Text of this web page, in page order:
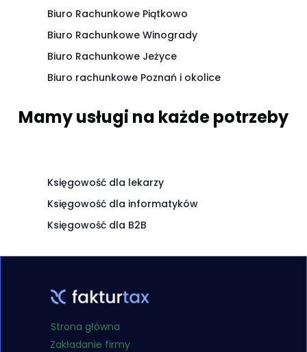
Biuro Rachunkowe Piątkowo
Biuro Rachunkowe Winogrady
Biuro Rachunkowe Jeżyce
Biuro rachunkowe Poznań i okolice
Mamy usługi na każde potrzeby
Księgowość dla lekarzy
Księgowość dla informatyków
Księgowość dla B2B
Zakładanie firmy
Strona główna